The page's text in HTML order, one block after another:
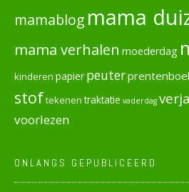
mamablog mama
mama verhalen moederdag
kinderen papier peuter
stoftekenen traktatie vaderdag
voorlezen
ONLANGS GEPUBLICEERD